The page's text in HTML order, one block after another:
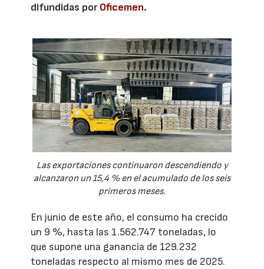
difundidas porOficemen.
Las exportaciones continuaron descendiendo y
alcanzaron un 15,4 % en el acumulado de los seis
primeros meses.
En junio de este año, el consumo ha crecido
un 9 %, hasta las 1.562.747 toneladas, lo
que supone una ganancia de 129.232
toneladas respecto al mismo mes de 2025.